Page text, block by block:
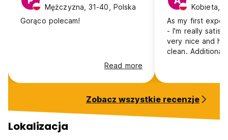
Mężczyzna, 31-40, Polska
Gorąco polecam!
Read more
Kobieta,
As my first
- I'm really
very nice and
clean.
place :)
Zobacz wszystkie recenzje
Lokalizacja